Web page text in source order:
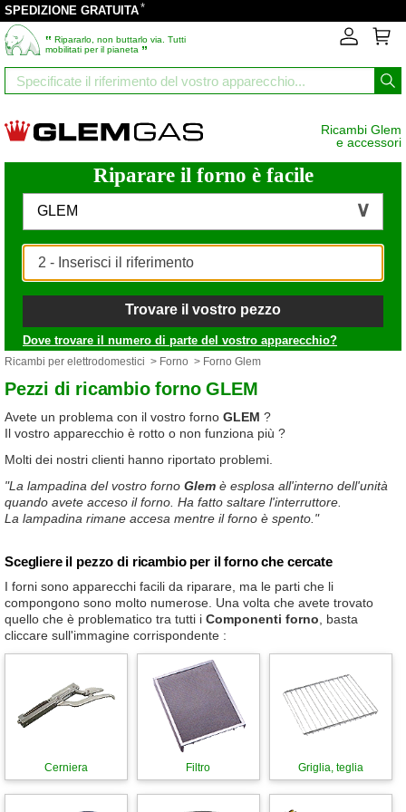
SPEDIZIONE GRATUITA*
‟ Ripararlo, non buttarlo via. Tutti
mobilitati per il pianeta ”
Ricambi Glem
e accessori
Riparare il forno è facile
GLEM
Trovare il vostro pezzo
Dove trovare il numero di parte del vostro apparecchio?
Ricambi per elettrodomestici > Forno > Forno Glem
Pezzi di ricambio forno GLEM
Avete un problema con il vostro forno GLEM ?
Il vostro apparecchio è rotto o non funziona più ?
Molti dei nostri clienti hanno riportato problemi.
"La lampadina del vostro forno Glem è esplosa all'interno dell'unità
quando avete acceso il forno. Ha fatto saltare l'interruttore.
La lampadina rimane accesa mentre il forno è spento."
Scegliere il pezzo di ricambio per il forno che cercate
I forni sono apparecchi facili da riparare, ma le parti che li
compongono sono molto numerose. Una volta che avete trovato
quello che è problematico tra tutti i Componenti forno , basta
cliccare sull'immagine corrispondente :
Cerniera Filtro Griglia, teglia